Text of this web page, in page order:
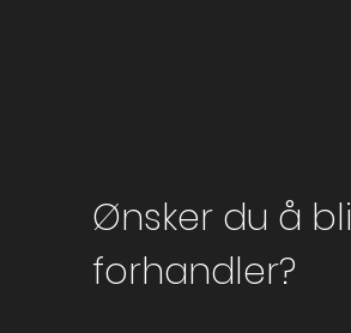
Ønsker du å bli
forhandler?